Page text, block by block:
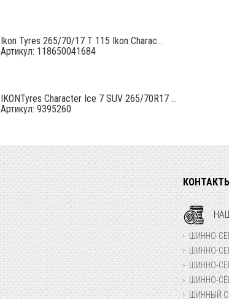
Ikon Tyres 265/70/17 T 115 Ikon Charac...
Артикул: 118650041684
IKONTyres Character Ice 7 SUV 265/70R17 ...
Артикул: 9395260
ШИННО-
ШИННО-
ШИННО-
ШИННО-
ШИННЫЙ